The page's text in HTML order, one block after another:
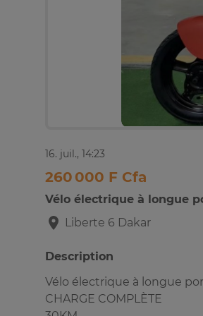
16. juil., 14:23
260 000 F Cfa
Vélo électrique à longue
Liberte 6 Dakar
Description
Vélo électrique à longue
CHARGE COMPLÈTE